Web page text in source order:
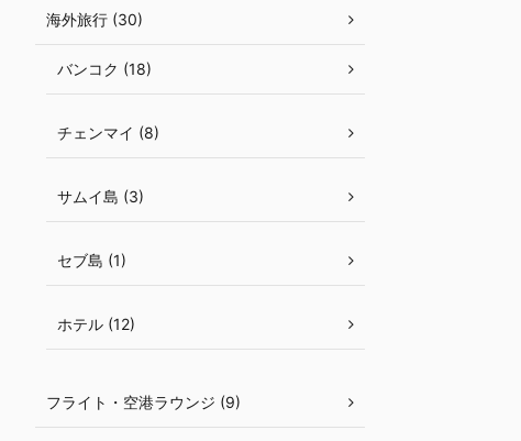
海外旅行 (30)
バンコク (18)
チェンマイ (8)
サムイ島 (3)
セブ島 (1)
ホテル (12)
フライト・空港ラウンジ (9)